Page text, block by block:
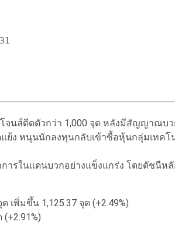
31
นส์ดีดตัวกว่า 1,000 จุด หลังมีสัญญาณบว
ย้ง หนุนนักลงทุนกลับเข้าซื้อหุ้นกลุ่มเทคโ
ารในแดนบวกอย่างแข็งแกร่ง โดยดัชนีหลั
เพิ่มขึ้น 1,125.37 จุด (+2.49%)